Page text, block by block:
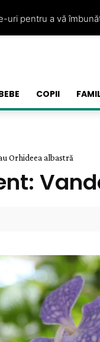
COPII
Orhideea albastră
uri pentru a vă